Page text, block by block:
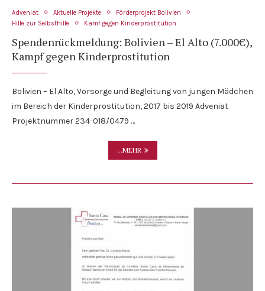
Adveniat Aktuelle Projekte
Förderprojekt Bolivien
Hilfe zur Selbsthilfe
Kamf gegen Kinderprostitution
Spendenrückmeldung: Bolivien – El Alto (7.000€),
Kampf gegen Kinderprostitution
Bolivien – El Alto, Vorsorge und Begleitung von jungen Mädchen
im Bereich der Kinderprostitution, 2017 bis 2019 Adveniat
Projektnummer 234-018/0479 …
...MEHR